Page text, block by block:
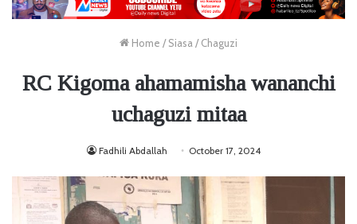
Home / Siasa/ Chaguzi
RC Kigoma ahamamisha wananchi
uchaguzi mitaa
Fadhili Abdallah October 17, 2024